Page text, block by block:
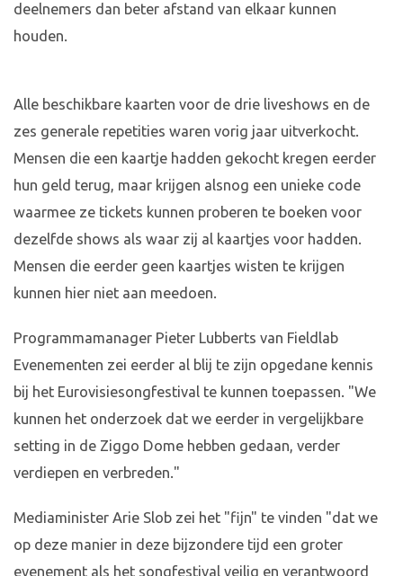
deelnemers dan beter afstand van elkaar kunnen
houden.
Alle beschikbare kaarten voor de drie liveshows en de
zes generale repetities waren vorig jaar uitverkocht.
Mensen die een kaartje hadden gekocht kregen eerder
hun geld terug, maar krijgen alsnog een unieke code
waarmee ze tickets kunnen proberen te boeken voor
dezelfde shows als waar zij al kaartjes voor hadden.
Mensen die eerder geen kaartjes wisten te krijgen
kunnen hier niet aan meedoen.
Programmamanager Pieter Lubberts van Fieldlab
Evenementen zei eerder al blij te zijn opgedane kennis
bij het Eurovisiesongfestival te kunnen toepassen. "We
kunnen het onderzoek dat we eerder in vergelijkbare
setting in de Ziggo Dome hebben gedaan, verder
verdiepen en verbreden."
Mediaminister Arie Slob zei het "fijn" te vinden "dat we
op deze manier in deze bijzondere tijd een groter
evenement als het songfestival veilig en verantwoord